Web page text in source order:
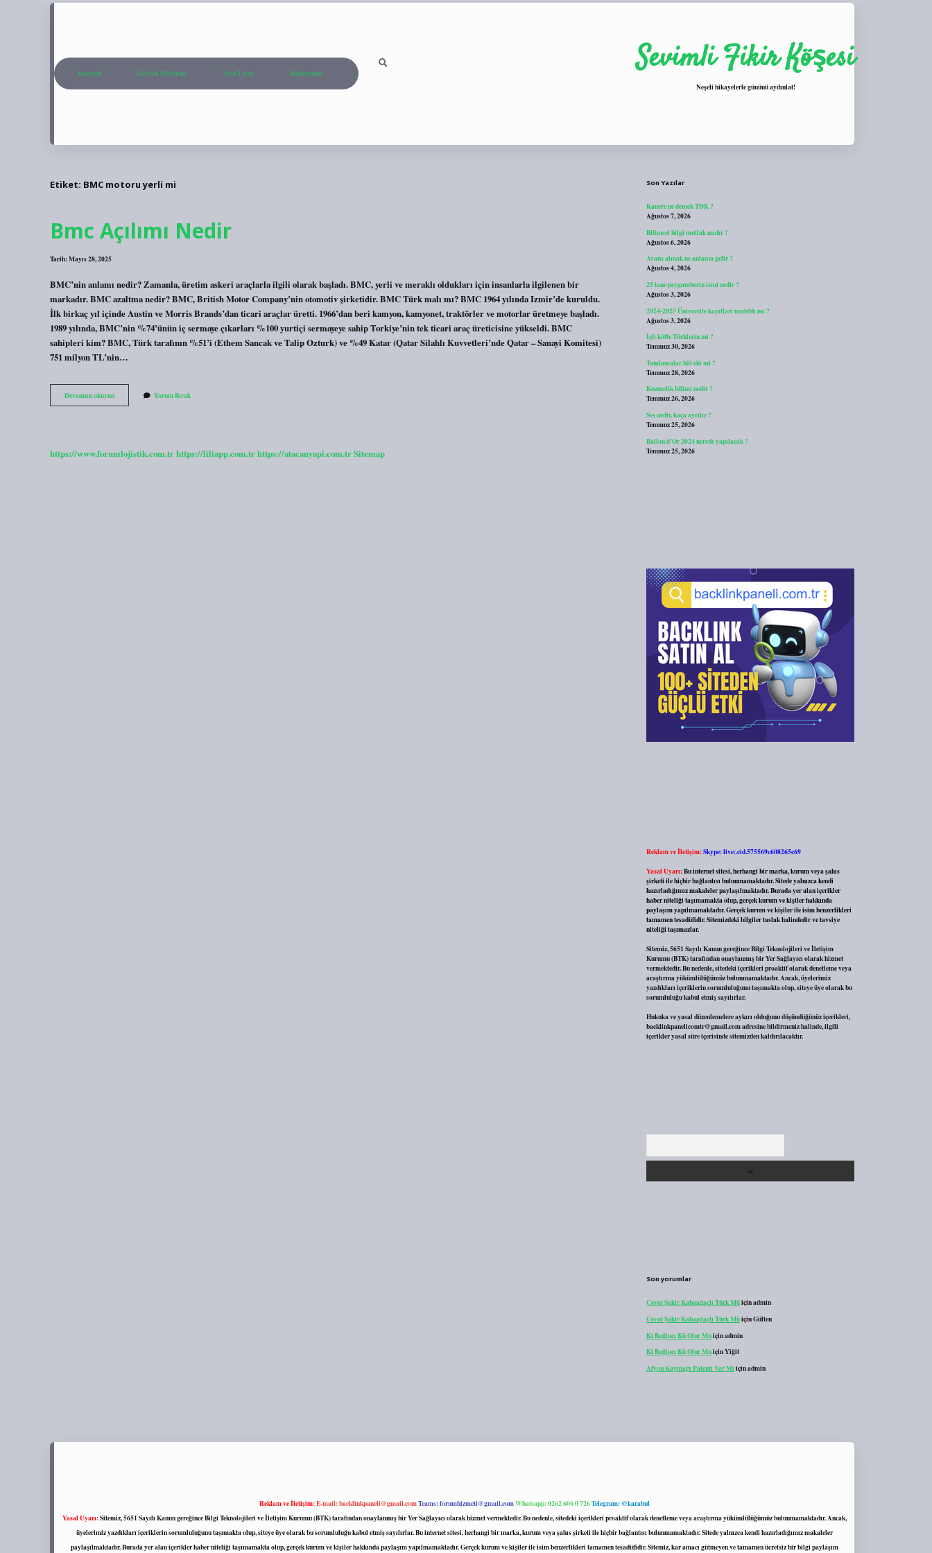
Anasayfa Gizlilik Politikası Yasal Uyarı Hakkımızda Sevimli Fikir Köşesi
Neşeli hikayelerle gününü aydınlat!
Etiket: BMC motoru yerli mi
Bmc Açılımı Nedir
Tarih: Mayıs 28, 2025
BMC’nin anlamı nedir? Zamanla, üretim askeri araçlarla ilgili olarak başladı. BMC, yerli ve meraklı oldukları için insanlarla ilgilenen bir
markadır. BMC azaltma nedir? BMC, British Motor Company’nin otomotiv şirketidir. BMC Türk malı mı? BMC 1964 yılında Izmir’de kuruldu.
İlk birkaç yıl içinde Austin ve Morris Brands’dan ticari araçlar üretti. 1966’dan beri kamyon, kamyonet, traktörler ve motorlar üretmeye başladı.
1989 yılında, BMC’nin %74’ünün iç sermaye çıkarları %100 yurtiçi sermayeye sahip Torkiye’nin tek ticari araç üreticisine yükseldi. BMC
sahipleri kim? BMC, Türk tarafının %51’i (Ethem Sancak ve Talip Ozturk) ve %49 Katar (Qatar Silahlı Kuvvetleri’nde Qatar – Sanayi Komitesi)
751 milyon TL’nin…
Devamını okuyunBmc
Açılımı
Yorum Bırak
https://www.forumlojistik.com.trhttps://liliapp.com.trhttps://atacanyapi.com.trSitemap
Son Yazılar
Kanere ne demek TDK ?
Ağustos 7, 2026
Bilimsel bilgi mutlak mıdır ?
Ağustos 6, 2026
Avans almak ne anlama gelir ?
Ağustos 4, 2026
25 tane peygamberin ismi nedir ?
Ağustos 3, 2026
2024-2025 Üniversite kayıtları uzatıldı mı ?
Ağustos 3, 2026
İçli köfte Türklerin mi ?
Temmuz 30, 2026
Tamlamalar hâl eki mi ?
Temmuz 28, 2026
Kozmetik bilimi nedir ?
Temmuz 26, 2026
Ses nedir, kaça ayrılır ?
Temmuz 25, 2026
Ballon d’Or 2024 nerede yapılacak ?
Temmuz 25, 2026
Reklam ve İletişim:Skype: live:.cid.575569c608265c69
Yasal Uyarı:Bu internet sitesi, herhangi bir marka, kurum veya şahıs
şirketi ile hiçbir bağlantısı bulunmamaktadır. Sitede yalnızca kendi
hazırladığımız makaleler paylaşılmaktadır. Burada yer alan içerikler
haber niteliği taşımamakta olup, gerçek kurum ve kişiler hakkında
paylaşım yapılmamaktadır. Gerçek kurum ve kişiler ile isim benzerlikleri
tamamen tesadüfidir. Sitemizdeki bilgiler taslak halindedir ve tavsiye
niteliği taşımazlar.
Sitemiz, 5651 Sayılı Kanun gereğince Bilgi Teknolojileri ve İletişim
Kurumu (BTK) tarafından onaylanmış bir Yer Sağlayıcı olarak hizmet
vermektedir. Bu nedenle, sitedeki içerikleri proaktif olarak denetleme veya
araştırma yükümlülüğümüz bulunmamaktadır. Ancak, üyelerimiz
yazdıkları içeriklerin sorumluluğunu taşımakta olup, siteye üye olarak bu
sorumluluğu kabul etmiş sayılırlar.
Hukuka ve yasal düzenlemelere aykırı olduğunu düşündüğünüz içerikleri,
backlinkpanelicomtr@gmail.comadresine bildirmeniz halinde, ilgili
içerikler yasal süre içerisinde sitemizden kaldırılacaktır.
Son yorumlar
Cevat Şakir Kabaağaçlı Türk Müiçinadmin
Cevat Şakir Kabaağaçlı Türk MüiçinGülten
Ki Bağlacı Kü Olur Muiçinadmin
Ki Bağlacı Kü Olur MuiçinYiğit
Afyon Kaymağı Patenti Var Mı içinadmin
Reklam ve İletişim:E-mail:backlinkpaneli@gmail.comTeams:forumhizmeti@gmail.comWhatsapp: 0262 606 0 726Telegram: @karabul
Yasal Uyarı:Sitemiz, 5651 Sayılı Kanun gereğince Bilgi Teknolojileri ve İletişim Kurumu (BTK) tarafından onaylanmış bir Yer Sağlayıcı olarak hizmet vermektedir. Bu nedenle, sitedeki içerikleri proaktif olarak denetleme veya araştırma yükümlülüğümüz bulunmamaktadır. Ancak,
üyelerimiz yazdıkları içeriklerin sorumluluğunu taşımakta olup, siteye üye olarak bu sorumluluğu kabul etmiş sayılırlar. Bu internet sitesi, herhangi bir marka, kurum veya şahıs şirketi ile hiçbir bağlantısı bulunmamaktadır. Sitede yalnızca kendi hazırladığımız makaleler
paylaşılmaktadır. Burada yer alan içerikler haber niteliği taşımamakta olup, gerçek kurum ve kişiler hakkında paylaşım yapılmamaktadır. Gerçek kurum ve kişiler ile isim benzerlikleri tamamen tesadüfidir. Sitemiz, kar amacı gütmeyen ve tamamen ücretsiz bir bilgi paylaşım